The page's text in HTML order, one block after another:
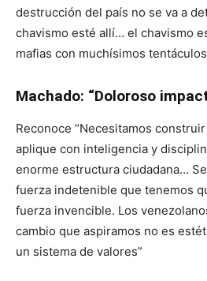
destrucción del país no se va a
chavismo esté allí… el chavismo
mafias con muchísimos
Machado: “Doloroso
Reconoce “Necesitamos
aplique con inteligencia y
enorme estructura ciudadana…
fuerza indetenible que tenemos
fuerza invencible. Los
cambio que aspiramos no es
un sistema de valores”